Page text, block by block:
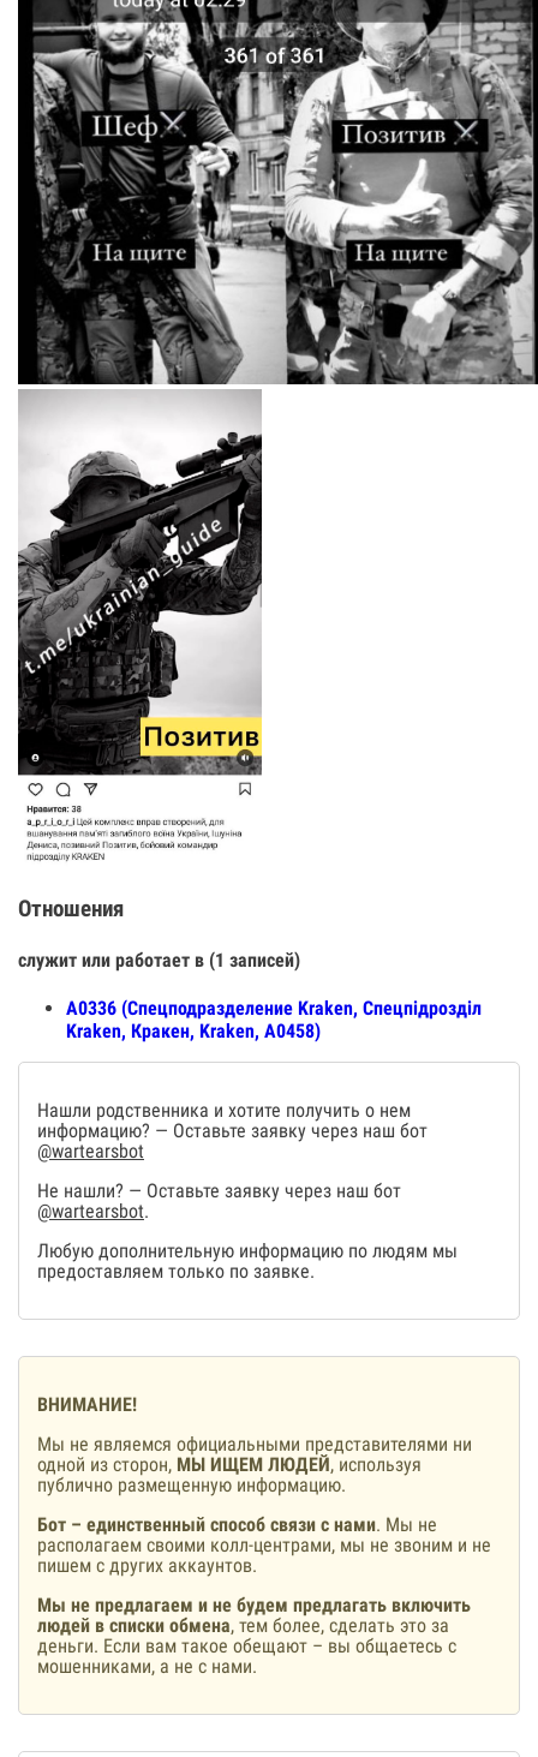
Отношения
служит или работает в (1 записей)
А0336 (Спецподразделение Kraken, Спецпiдроздiл
Kraken, Кракен, Kraken, А0458)
Нашли родственника и хотите получить о нем
информацию? — Оставьте заявку через наш бот
@wartearsbot
Не нашли? — Оставьте заявку через наш бот
@wartearsbot.
Любую дополнительную информацию по людям мы
предоставляем только по заявке.
ВНИМАНИЕ!
Мы не являемся официальными представителями ни
одной из сторон, МЫ ИЩЕМ ЛЮДЕЙ, используя
публично размещенную информацию.
Бот – единственный способ связи с нами. Мы не
располагаем своими колл-центрами, мы не звоним и не
пишем с других аккаунтов.
Мы не предлагаем и не будем предлагать включить
людей в списки обмена, тем более, сделать это за
деньги. Если вам такое обещают – вы общаетесь с
мошенниками, а не с нами.